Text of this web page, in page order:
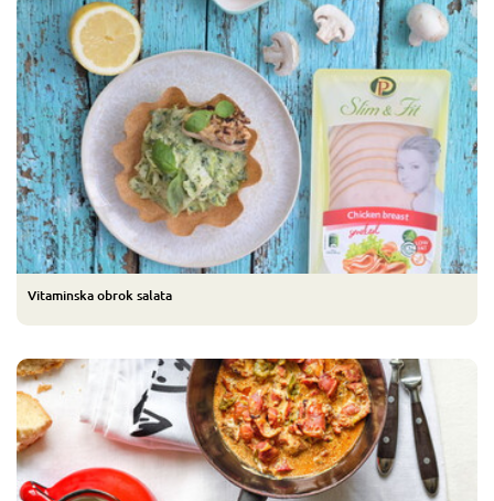
Vitaminska obrok salata